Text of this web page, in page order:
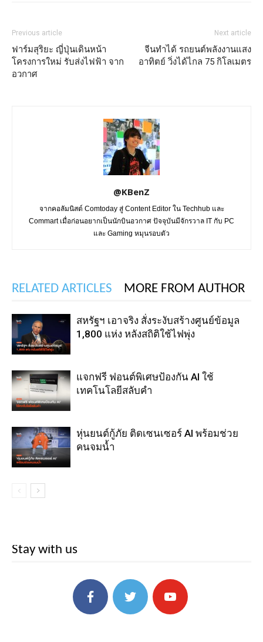
Previous article
ฟาร์มสุริยะ ญี่ปุ่นเดินหน้า
โครงการใหม่ รับส่งไฟฟ้า จาก
อวกาศ
Next article
จีนทำได้ รถยนต์พลังงานแสง
อาทิตย์ วิ่งได้ไกล 75 กิโลเมตร
@KBenZ
จากคอลัมนิสต์ Comtoday สู่ Content Editor ใน Techhub และ
Commart เมื่อก่อนอยากเป็นนักบินอวกาศ ปัจจุบันมีจักรวาล IT กับ PC
และ Gaming หมุนรอบตัว
RELATED ARTICLES MORE FROM AUTHOR
สหรัฐฯ เอาจริง สั่งระงับสร้างศูนย์ข้อมูล
1,800 แห่ง หลังสถิติใช้ไฟพุ่ง
แจกฟรี ฟอนต์พิเศษป้องกัน AI ใช้
เทคโนโลยีสลับคำ
หุ่นยนต์กู้ภัย ติดเซนเซอร์ AI พร้อมช่วย
คนจมน้ำ
Stay with us